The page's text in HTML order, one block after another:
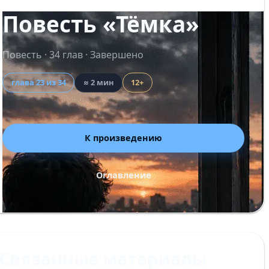
Повесть «Тёмка»
Повесть · 34 глав · Завершено
глава 23 из 34 ≈ 2 мин 12+
К произведению
Оглавление